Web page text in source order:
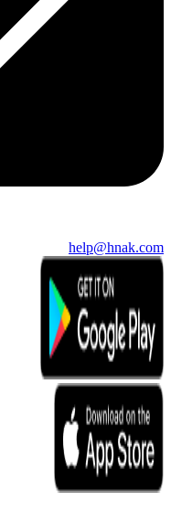
help@hnak.com